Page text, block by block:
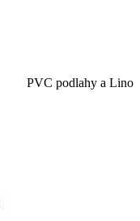
PVC podlahy a Lino